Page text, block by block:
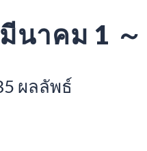
นาคม 1 ～
ผลลัพธ์